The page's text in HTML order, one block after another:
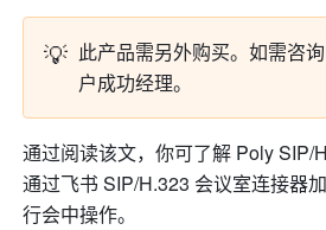
💡 此产品需另外购买。如需咨
户成功经理。
通过阅读该文，你可了解 Poly SIP/
通过飞书 SIP/H.323 会议室连接器
行会中操作。